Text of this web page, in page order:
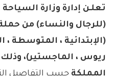
تعلـن إدارة وزارة
(للرجال والنساء) من
(الإبتدائية ، المتوسطة ،
ريوس ، الماجستير)،
المملكة حسب التفاصيل